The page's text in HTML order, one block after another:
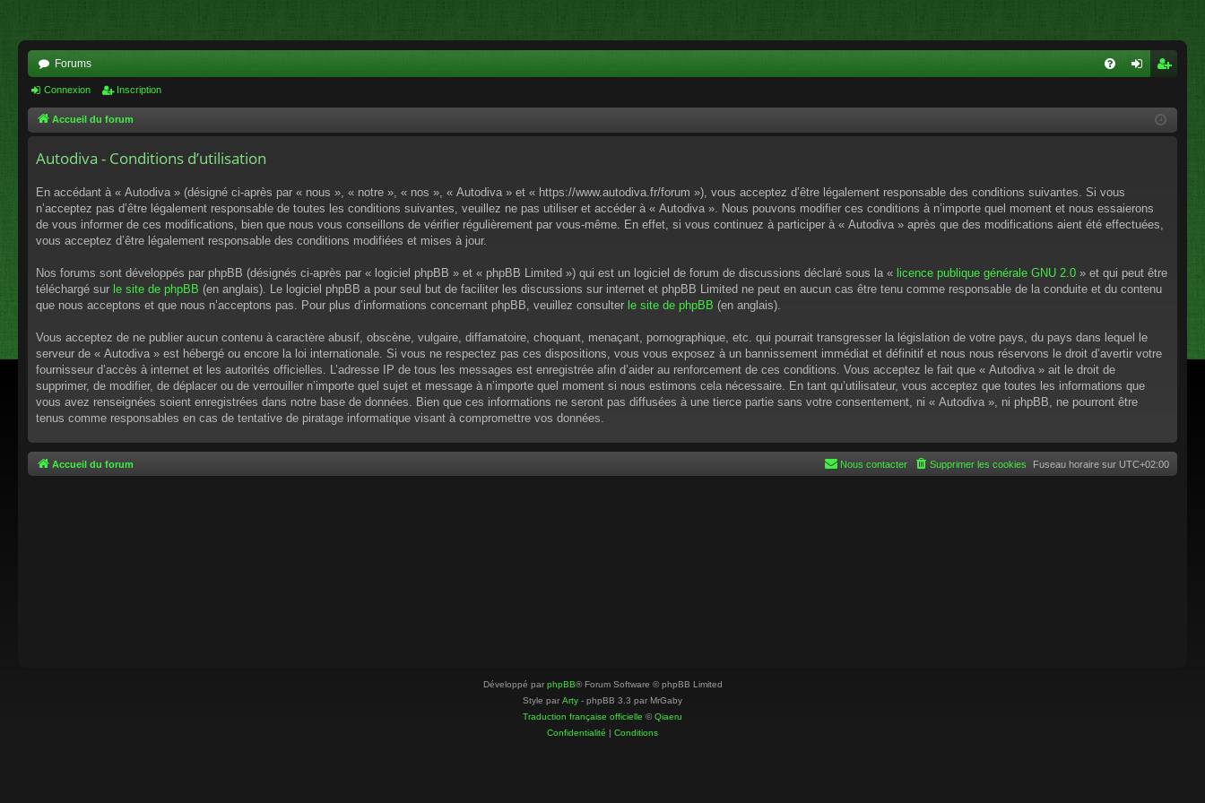
Forums
cri
Connexion Inscription
Accueil du forum
Autodiva - Conditions d’utilisation
En accédant à « Autodiva » (désigné ci-après par « nous », « notre », « nos », « Autodiva » et « https://www.autodiva.fr/forum »), vous acceptez d’être légalement responsable des conditions suivantes. Si vous
n’acceptez pas d’être légalement responsable de toutes les conditions suivantes, veuillez ne pas utiliser et accéder à « Autodiva ». Nous pouvons modifier ces conditions à n’importe quel moment et nous essaierons
de vous informer de ces modifications, bien que nous vous conseillons de vérifier régulièrement par vous-même. En effet, si vous continuez à participer à « Autodiva » après que des modifications aient été effectuées,
vous acceptez d’être légalement responsable des conditions modifiées et mises à jour.
Nos forums sont développés par phpBB (désignés ci-après par « logiciel phpBB » et « phpBB Limited ») qui est un logiciel de forum de discussions déclaré sous la « licence publique générale GNU 2.0 » et qui peut être
téléchargé sur le site de phpBB (en anglais). Le logiciel phpBB a pour seul but de faciliter les discussions sur internet et phpBB Limited ne peut en aucun cas être tenu comme responsable de la conduite et du contenu
que nous acceptons et que nous n’acceptons pas. Pour plus d’informations concernant phpBB, veuillez consulter le site de phpBB (en anglais).
Vous acceptez de ne publier aucun contenu à caractère abusif, obscène, vulgaire, diffamatoire, choquant, menaçant, pornographique, etc. qui pourrait transgresser la législation de votre pays, du pays dans lequel le
serveur de « Autodiva » est hébergé ou encore la loi internationale. Si vous ne respectez pas ces dispositions, vous vous exposez à un bannissement immédiat et définitif et nous nous réservons le droit d’avertir votre
fournisseur d’accès à internet et les autorités officielles. L’adresse IP de tous les messages est enregistrée afin d’aider au renforcement de ces conditions. Vous acceptez le fait que « Autodiva » ait le droit de
supprimer, de modifier, de déplacer ou de verrouiller n’importe quel sujet et message à n’importe quel moment si nous estimons cela nécessaire. En tant qu’utilisateur, vous acceptez que toutes les informations que
vous avez renseignées soient enregistrées dans notre base de données. Bien que ces informations ne seront pas diffusées à une tierce partie sans votre consentement, ni « Autodiva », ni phpBB, ne pourront être
tenus comme responsables en cas de tentative de piratage informatique visant à compromettre vos données.
Accueil du forum Fuseau horaire sur UTC+02:00
Supprimer les cookies
Nous contacter
Développé par phpBB® Forum Software © phpBB Limited
Style par Arty - phpBB 3.3 par MrGaby
Traduction française officielle ©Qiaeru
Confidentialité | Conditions